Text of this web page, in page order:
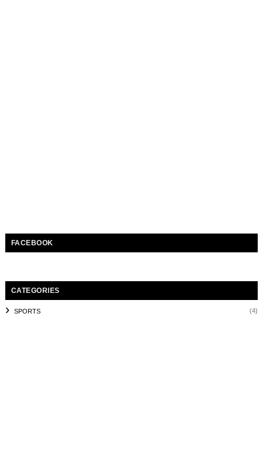
FACEBOOK
CATEGORIES
SPORTS (4)